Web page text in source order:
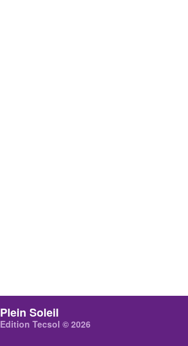
Plein Soleil
Edition Tecsol © 2026